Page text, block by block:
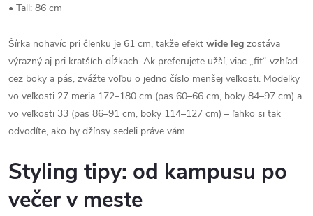
• Tall: 86 cm
Šírka nohavíc pri členku je 61 cm, takže efekt wide leg zostáva
výrazný aj pri kratších dĺžkach. Ak preferujete užší, viac „fit“ vzhľad
cez boky a pás, zvážte voľbu o jedno číslo menšej veľkosti. Modelky
vo veľkosti 27 meria 172–180 cm (pas 60–66 cm, boky 84–97 cm) a
vo veľkosti 33 (pas 86–91 cm, boky 114–127 cm) – ľahko si tak
odvodíte, ako by džínsy sedeli práve vám.
Styling tipy: od kampusu po
večer v meste